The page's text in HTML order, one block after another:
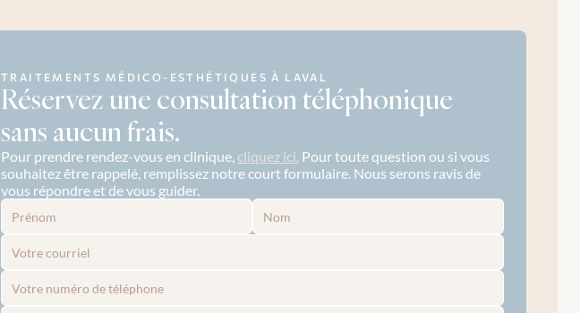
TRAITEMENTS MÉDICO-ESTHÉTIQUES À LAVAL
Réservez une consultation téléphonique
sans aucun frais.
Pour prendre rendez-vous en clinique, cliquez ici. Pour toute question ou si vous
souhaitez être rappelé, remplissez notre court formulaire. Nous serons ravis de
vous répondre et de vous guider.